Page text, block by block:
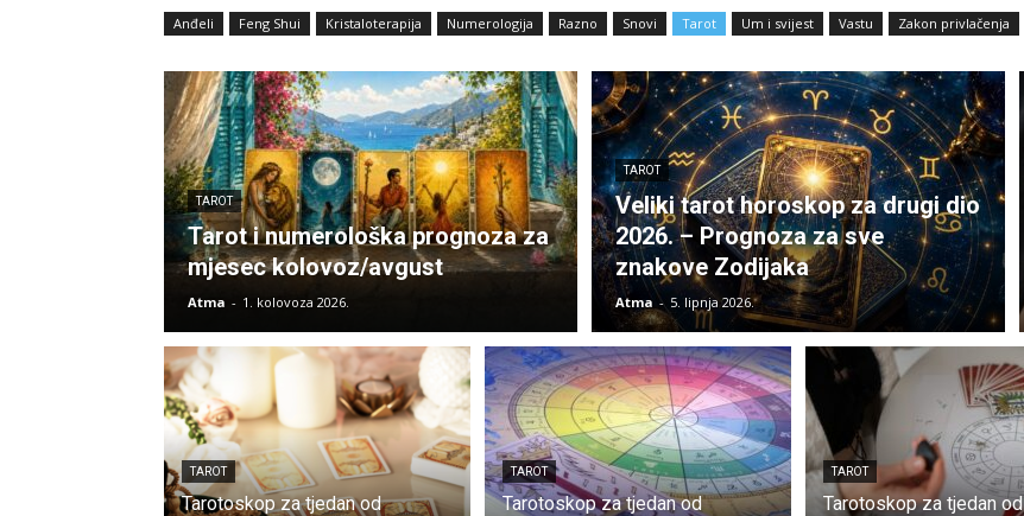
Anđeli Feng Shui Kristaloterapija Numerologija Razno Snovi Tarot Um i svijest Vastu Zakon privlačenja
TAROT
Tarot i numerološka prognoza za
mjesec kolovoz/avgust
Atma - 1. kolovoza 2026.
TAROT
Veliki tarot horoskop za drugi dio
2026. – Prognoza za sve
znakove Zodijaka
Atma - 5. lipnja 2026.
TAROT
Tarotoskop za tjedan od
TAROT
Tarotoskop za tjedan od
TAROT
Tarotoskop za tjedan od